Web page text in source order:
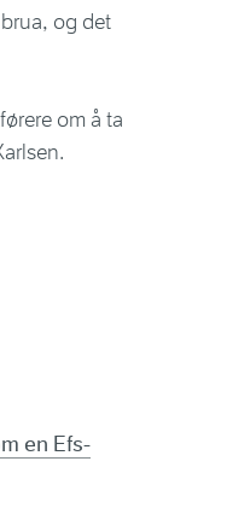
og det
om å ta
en Efs-